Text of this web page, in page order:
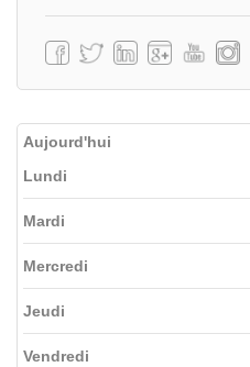
Aujourd'hui
Lundi
Mardi
Mercredi
Jeudi
Vendredi